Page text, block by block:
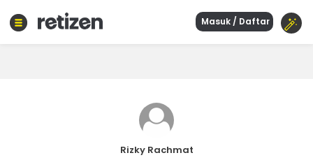
Masuk / Daftar
Rizky Rachmat